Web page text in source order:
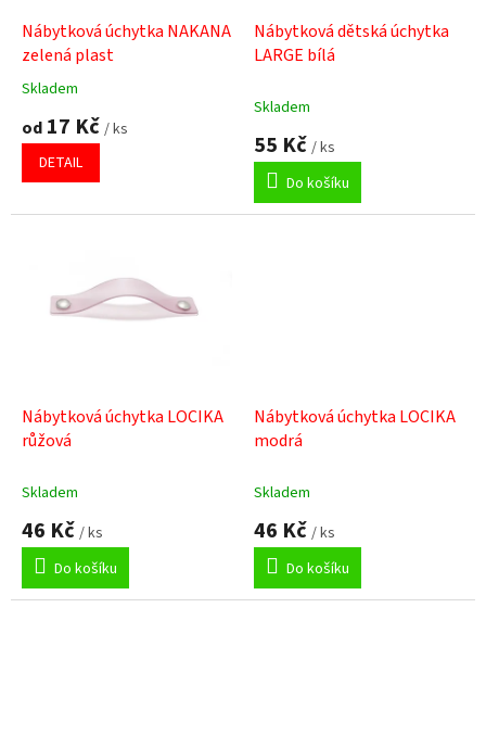
Nábytková úchytka NAKANA
zelená plast
Průměrné
produktu
5,0
5
Skladem
od 17 Kč / ks
DETAIL
Nábytková dětská úchytka
LARGE bílá
Skladem
55 Kč / ks
Do košíku
Nábytková úchytka LOCIKA
růžová
Skladem
46 Kč / ks
Do košíku
Nábytková úchytka LOCIKA
modrá
Skladem
46 Kč / ks
Do košíku